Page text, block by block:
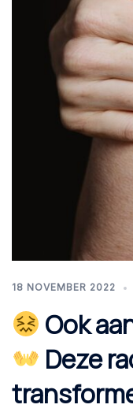
18 NOVEMBER 2022
Ook
Deze